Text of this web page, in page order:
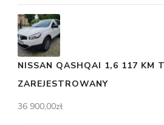
NISSAN QASHQAI 1,6 117 KM
ZAREJESTROWANY
36 900,00zł